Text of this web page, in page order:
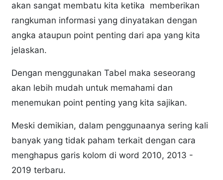
akan sangat membatu kita ketika memberikan
rangkuman informasi yang dinyatakan dengan
angka ataupun point penting dari apa yang kita
jelaskan.
Dengan menggunakan Tabel maka seseorang
akan lebih mudah untuk memahami dan
menemukan point penting yang kita sajikan.
Meski demikian, dalam penggunaanya sering kali
banyak yang tidak paham terkait dengan cara
menghapus garis kolom di word 2010, 2013 -
2019 terbaru.